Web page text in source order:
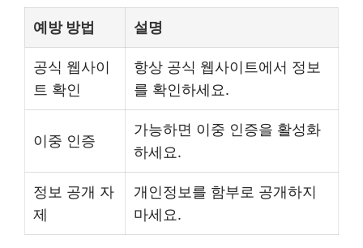
예방 방법 설명
공식 웹사이
트 확인
항상 공식 웹사이트에서 정보
를 확인하세요.
이중 인증
가능하면 이중 인증을 활성화
하세요.
정보 공개 자
제
개인정보를 함부로 공개하지
마세요.